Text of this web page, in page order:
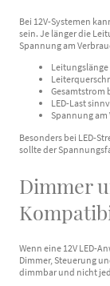
Bei 12V-Systemen
sein. Je länger die
Spannung am
Gesamtstrom
LED-Last
Spannung
Besonders bei LED-
sollte der
Dimmer
Wenn eine 12V LED-
Dimmer, Steuerung
dimmbar und nicht